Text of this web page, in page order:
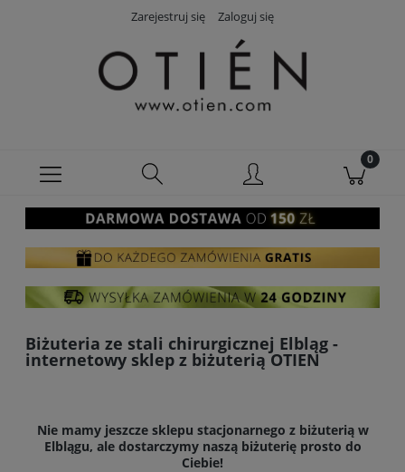
Zarejestruj się Zaloguj się
Biżuteria ze stali chirurgicznej Elbląg -
internetowy sklep z biżuterią OTIEN
Nie mamy jeszcze sklepu stacjonarnego z biżuterią w
Elblągu, ale dostarczymy naszą biżuterię prosto do
Ciebie!